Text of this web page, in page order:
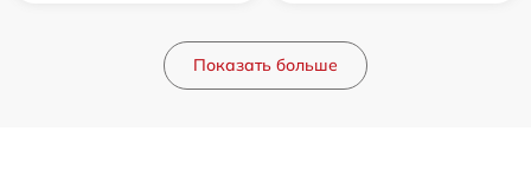
Показать больше